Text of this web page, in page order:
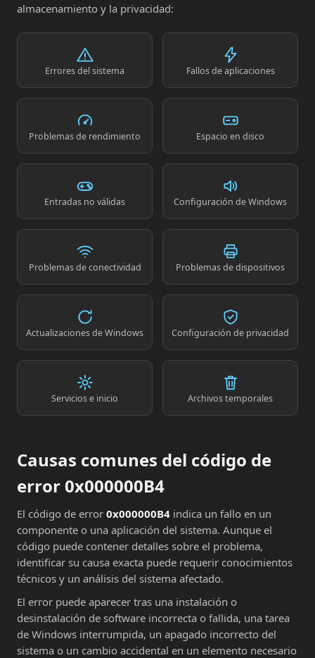
almacenamiento y la privacidad:
Errores del sistema Fallos de aplicaciones
Problemas de rendimiento Espacio en disco
Entradas no válidas Configuración de Windows
Problemas de conectividad Problemas de dispositivos
Actualizaciones de Windows Configuración de privacidad
Servicios e inicio Archivos temporales
Causas comunes del código de
error 0x000000B4
El código de error 0x000000B4 indica un fallo en un
componente o una aplicación del sistema. Aunque el
código puede contener detalles sobre el problema,
identificar su causa exacta puede requerir conocimientos
técnicos y un análisis del sistema afectado.
El error puede aparecer tras una instalación o
desinstalación de software incorrecta o fallida, una tarea
de Windows interrumpida, un apagado incorrecto del
sistema o un cambio accidental en un elemento necesario